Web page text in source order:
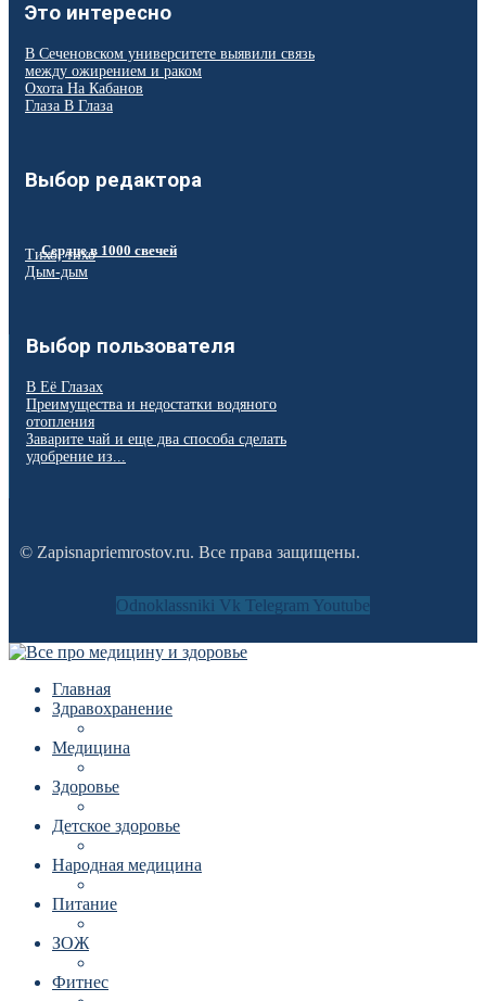
Это интересно
В Сеченовском университете выявили связь
между ожирением и раком
Охота На Кабанов
Глаза В Глаза
Выбор редактора
Сердце в 1000 свечей
Тихо, тихо
Дым-дым
Выбор пользователя
В Её Глазах
Преимущества и недостатки водяного
отопления
Заварите чай и еще два способа сделать
удобрение из...
© Zapisnapriemrostov.ru. Все права защищены.
Odnoklassniki Vk Telegram Youtube
Главная
Здравохранение
Медицина
Здоровье
Детское здоровье
Народная медицина
Питание
ЗОЖ
Фитнес